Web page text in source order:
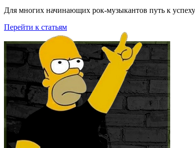
Для многих начинающих рок-музыкантов путь к
Перейти к статьям